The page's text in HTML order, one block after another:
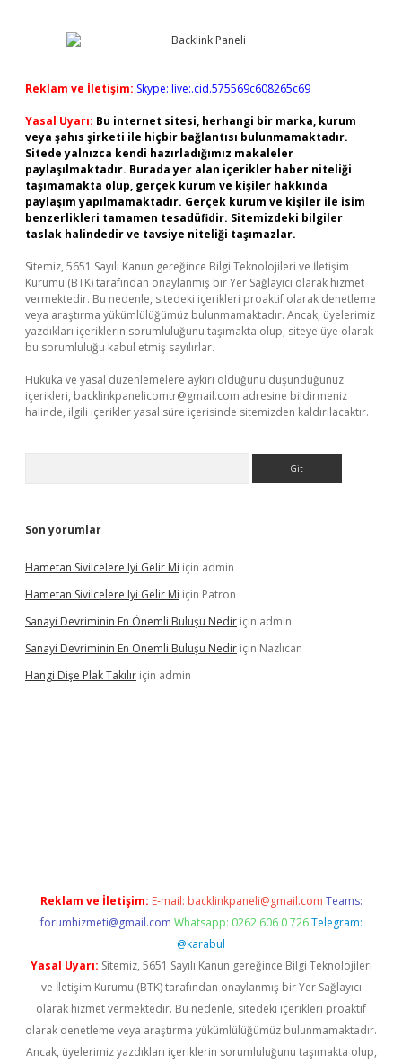
Reklam ve İletişim: Skype: live:.cid.575569c608265c69
Yasal Uyarı: Bu internet sitesi, herhangi bir marka, kurum
veya şahıs şirketi ile hiçbir bağlantısı bulunmamaktadır.
Sitede yalnızca kendi hazırladığımız makaleler
paylaşılmaktadır. Burada yer alan içerikler haber niteliği
taşımamakta olup, gerçek kurum ve kişiler hakkında
paylaşım yapılmamaktadır. Gerçek kurum ve kişiler ile isim
benzerlikleri tamamen tesadüfidir. Sitemizdeki bilgiler
taslak halindedir ve tavsiye niteliği taşımazlar.
Sitemiz, 5651 Sayılı Kanun gereğince Bilgi Teknolojileri ve İletişim
Kurumu (BTK) tarafından onaylanmış bir Yer Sağlayıcı olarak hizmet
vermektedir. Bu nedenle, sitedeki içerikleri proaktif olarak denetleme
veya araştırma yükümlülüğümüz bulunmamaktadır. Ancak, üyelerimiz
yazdıkları içeriklerin sorumluluğunu taşımakta olup, siteye üye olarak
bu sorumluluğu kabul etmiş sayılırlar.
Hukuka ve yasal düzenlemelere aykırı olduğunu düşündüğünüz
içerikleri, backlinkpanelicomtr@gmail.com adresine bildirmeniz
halinde, ilgili içerikler yasal süre içerisinde sitemizden kaldırılacaktır.
Son yorumlar
Hametan Sivilcelere Iyi Gelir Mi için admin
Hametan Sivilcelere Iyi Gelir Mi için Patron
Sanayi Devriminin En Önemli Buluşu Nedir için admin
Sanayi Devriminin En Önemli Buluşu Nedir için Nazlıcan
Hangi Dişe Plak Takılır için admin
Reklam ve İletişim: E-mail: backlinkpaneli@gmail.com Teams:
forumhizmeti@gmail.com Whatsapp: 0262 606 0 726 Telegram:
@karabul
Yasal Uyarı: Sitemiz, 5651 Sayılı Kanun gereğince Bilgi Teknolojileri
ve İletişim Kurumu (BTK) tarafından onaylanmış bir Yer Sağlayıcı
olarak hizmet vermektedir. Bu nedenle, sitedeki içerikleri proaktif
olarak denetleme veya araştırma yükümlülüğümüz bulunmamaktadır.
Ancak, üyelerimiz yazdıkları içeriklerin sorumluluğunu taşımakta olup,